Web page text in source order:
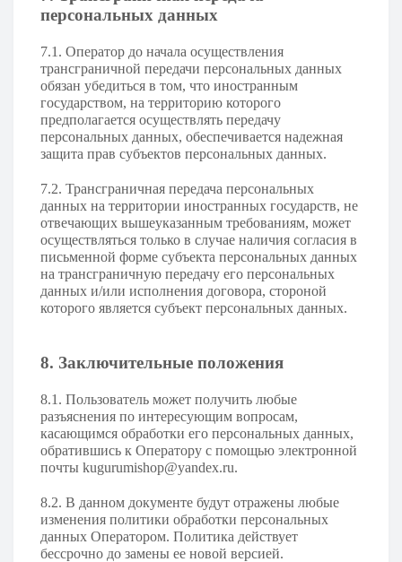
персональных данных
7.1. Оператор до начала осуществления
трансграничной передачи персональных данных
обязан убедиться в том, что иностранным
государством, на территорию которого
предполагается осуществлять передачу
персональных данных, обеспечивается надежная
защита прав субъектов персональных данных.
7.2. Трансграничная передача персональных
данных на территории иностранных государств, не
отвечающих вышеуказанным требованиям, может
осуществляться только в случае наличия согласия в
письменной форме субъекта персональных данных
на трансграничную передачу его персональных
данных и/или исполнения договора, стороной
которого является субъект персональных данных.
8. Заключительные положения
8.1. Пользователь может получить любые
разъяснения по интересующим вопросам,
касающимся обработки его персональных данных,
обратившись к Оператору с помощью электронной
почты kugurumishop@yandex.ru.
8.2. В данном документе будут отражены любые
изменения политики обработки персональных
данных Оператором. Политика действует
бессрочно до замены ее новой версией.